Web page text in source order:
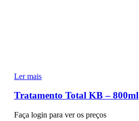
Ler mais
Tratamento Total KB – 800ml
Faça login para ver os preços